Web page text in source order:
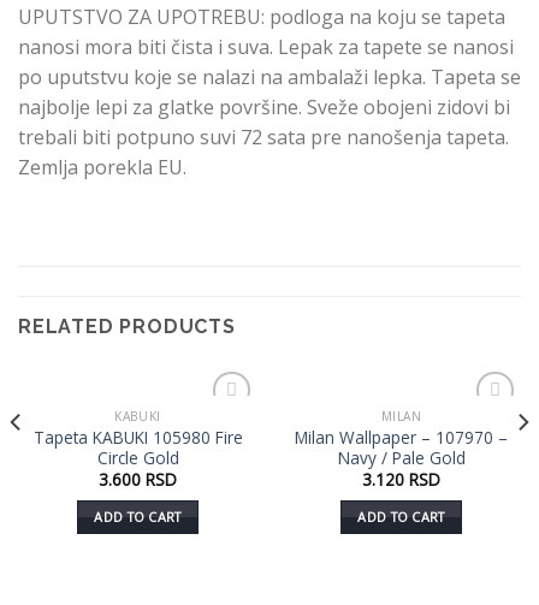
UPUTSTVO ZA UPOTREBU: podloga na koju se tapeta
nanosi mora biti čista i suva. Lepak za tapete se nanosi
po uputstvu koje se nalazi na ambalaži lepka. Tapeta se
najbolje lepi za glatke površine. Sveže obojeni zidovi bi
trebali biti potpuno suvi 72 sata pre nanošenja tapeta.
Zemlja porekla EU.
RELATED PRODUCTS
u listu
KABUKI
Tapeta KABUKI 105980 Fire
Circle Gold
3.600 RSD
ADD TO CART
u listu
MILAN
Milan Wallpaper – 107970 –
Navy / Pale Gold
3.120 RSD
ADD TO CART